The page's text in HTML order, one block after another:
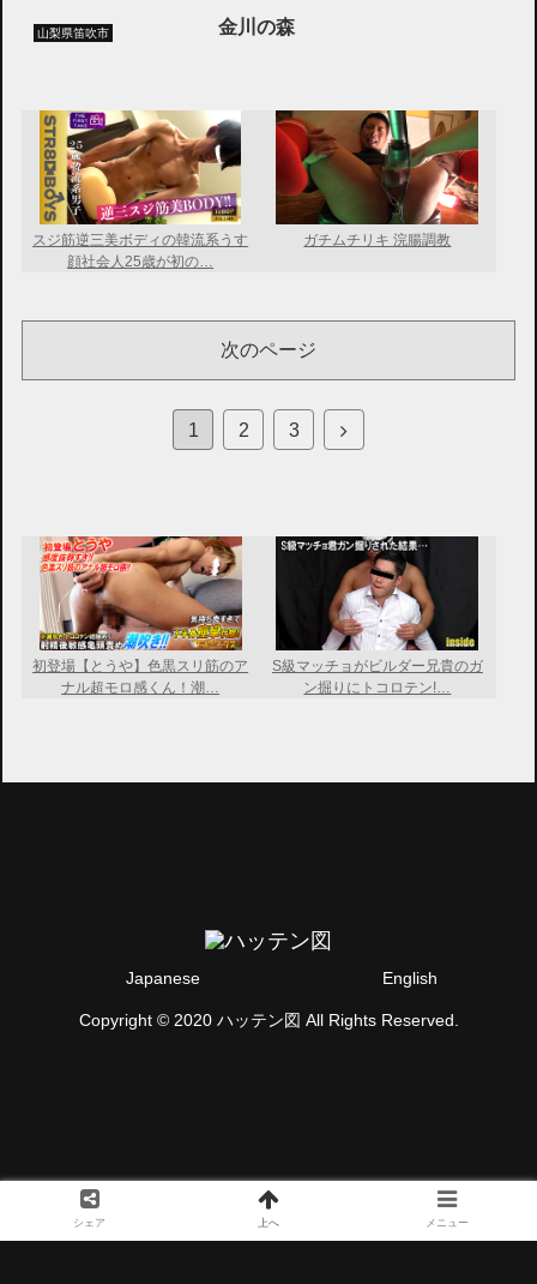
山梨県笛吹市 金川の森
スジ筋逆三美ボディの韓流系うす
顔社会人25歳が初の…
ガチムチリキ 浣腸調教
次のページ
1 2 3
次
初登場【とうや】色黒スリ筋のア
ナル超モロ感くん！潮…
S級マッチョがビルダー兄貴のガ
ン掘りにトコロテン!…
Japanese English
Copyright © 2020 ハッテン図 All Rights Reserved.
シェア 上へ メニュー